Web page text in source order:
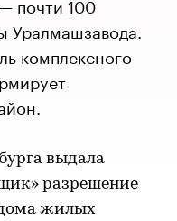
Уралмашзавода.
комплексного
выдала
разрешение
дома жилых